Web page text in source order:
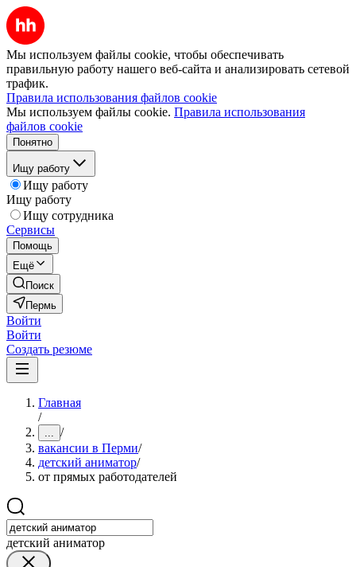
Мы используем файлы cookie, чтобы обеспечивать
правильную работу нашего веб-сайта и анализировать сетевой
трафик.
Правила использования файлов cookie
Мы используем файлы cookie. Правила использования
файлов cookie
Понятно
Ищу работу
Ищу работу
Ищу работу
Ищу сотрудника
Сервисы
Помощь
Ещё
Поиск
Пермь
Войти
Войти
Создать резюме
Главная
/
... /
вакансии в Перми/
детский аниматор/
от прямых работодателей
детский аниматор